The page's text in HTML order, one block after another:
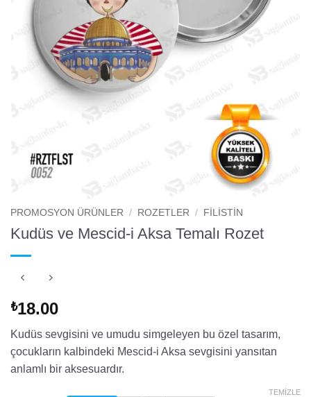
PROMOSYON ÜRÜNLER / ROZETLER / FILISTIN
Kudüs ve Mescid-i Aksa Temalı Rozet
₺18.00
Kudüs sevgisini ve umudu simgeleyen bu özel tasarım,
çocukların kalbindeki Mescid-i Aksa sevgisini yansıtan
anlamlı bir aksesuardır.
TEMIZLE